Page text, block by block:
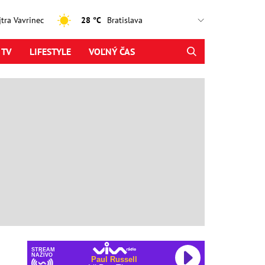
Vavrinec 28 °C
LIFESTYLE VOĽNÝ ČAS
STREAM
NAŽIVO
Paul Russell